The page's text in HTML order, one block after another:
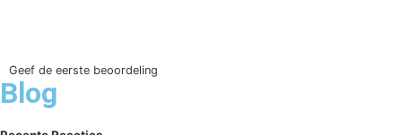
Geef de eerste beoordeling
Blog